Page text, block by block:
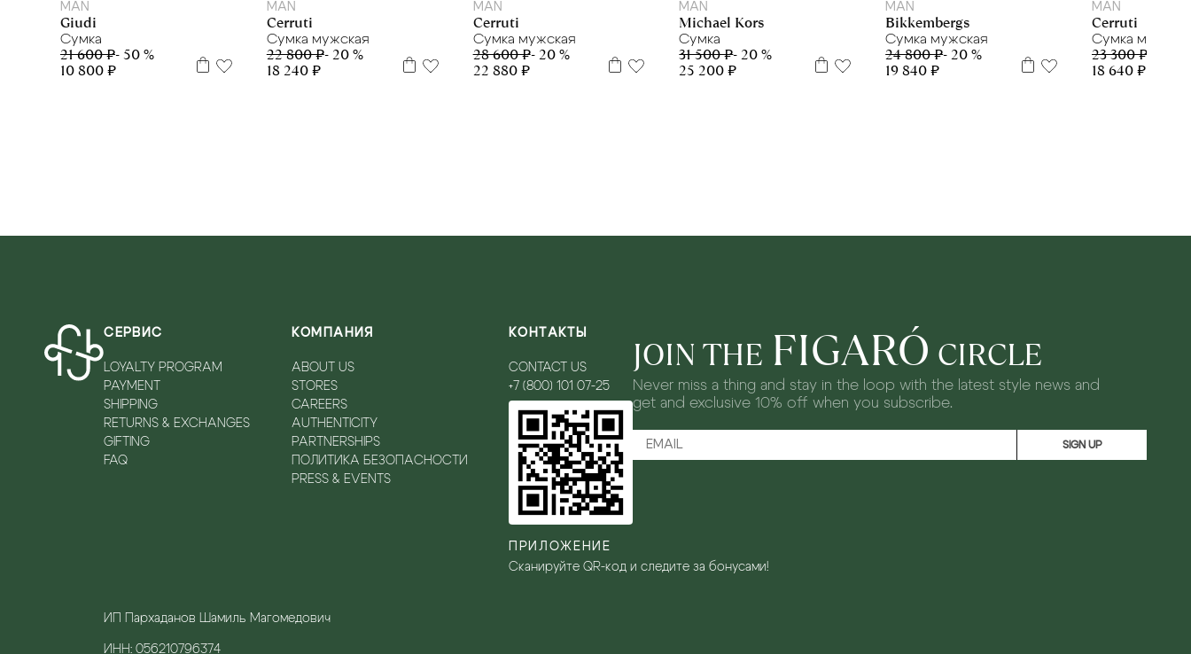
MAN
Giudi
Сумка
21 600 ₽- 50 %
10 800 ₽
MAN
Cerruti
Сумка мужская
22 800 ₽- 20 %
18 240 ₽
MAN
Cerruti
Сумка мужская
28 600 ₽- 20 %
22 880 ₽
MAN
Michael Kors
Сумка
31 500 ₽- 20 %
25 200 ₽
MAN
Bikkembergs
Сумка мужская
24 800 ₽- 20 %
19 840 ₽
MAN
Cerruti
Сумка
23 300 ₽
18 640 ₽
СЕРВИС
LOYALTY PROGRAM
PAYMENT
SHIPPING
RETURNS & EXCHANGES
GIFTING
FAQ
КОМПАНИЯ
ABOUT US
STORES
CAREERS
AUTHENTICITY
PARTNERSHIPS
ПОЛИТИКА БЕЗОПАСНОСТИ
PRESS & EVENTS
КОНТАКТЫ
CONTACT US
+7 (800) 101 07-25
ПРИЛОЖЕНИЕ
Сканируйте QR-код и следите за бонусами!
ИП Пархаданов Шамиль Магомедович
ИНН: 056210796374
JOIN THE FIGARÓ CIRCLE
Never miss a thing and stay in the loop with the latest style news and
get and exclusive 10% off when you subscribe.
SIGN UP